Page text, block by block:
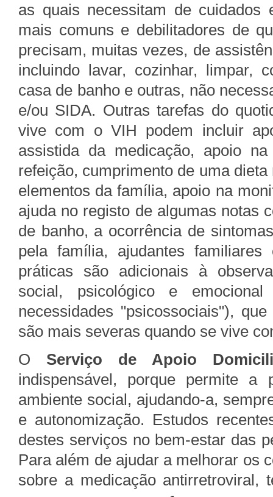
as quais necessitam de cuidados
mais comuns e debilitadores de
precisam, muitas vezes, de
incluindo lavar, cozinhar, limpar,
casa de banho e outras, não
e/ou SIDA. Outras tarefas do
vive com o VIH podem incluir
assistida da medicação, apoio
refeição, cumprimento de uma
elementos da família, apoio na
ajuda no registo de algumas notas
de banho, a ocorrência de
pela família, ajudantes
práticas são adicionais à
social, psicológico e emocional
necessidades "psicossociais"),
são mais severas quando se vive
O Serviço de Apoio
indispensável, porque permite a
ambiente social, ajudando-a,
e autonomização. Estudos
destes serviços no bem-estar das
Para além de ajudar a melhorar os
sobre a medicação antirretroviral,